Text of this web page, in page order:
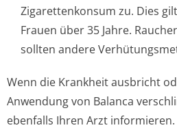
Zigarettenkonsum zu. Dies
Frauen über 35 Jahre.
sollten andere
Wenn die Krankheit ausbricht
Anwendung von Balanca
ebenfalls Ihren Arzt informieren.